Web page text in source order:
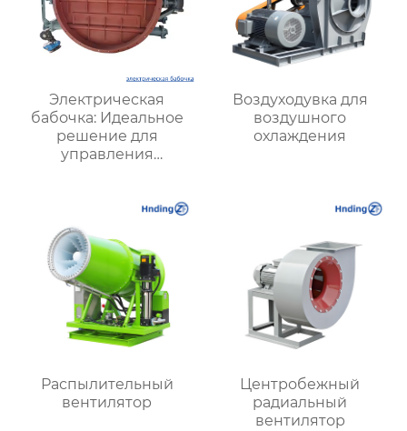
Электрическая
бабочка: Идеальное
решение для
управления
Воздуходувка для
воздушного
охлаждения
Распылительный
вентилятор
Центробежный
радиальный
вентилятор